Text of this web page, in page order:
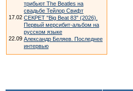
трибьют The Beatles на
свадьбе Тейлор Свифт
17.02 СЕКРЕТ "Big Beat 83" (2026).
Первый мерсибит-альбом на
русском языке
22.09 Александр Беляев. Последнее
интервью